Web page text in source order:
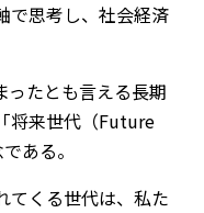
で思考し、社会経済
ったとも言える長期
将来世代（Future
ある。
てくる世代は、私た